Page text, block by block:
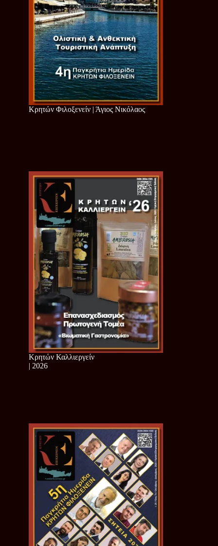
Κρητών Φιλοξενείν | Άγιος Νικόλαος
Κρητών Καλλιεργείν
| 2026